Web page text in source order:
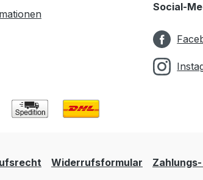
Social-
Widerrufsformular